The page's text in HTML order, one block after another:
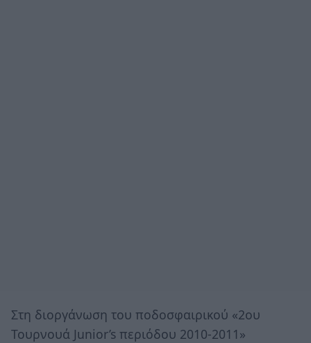
Στη διοργάνωση του ποδοσφαιρικού «2ου
Τουρνουά Junior’s περιόδου 2010-2011»